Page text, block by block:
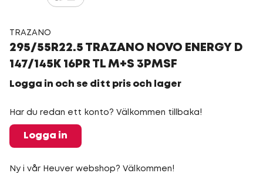
TRAZANO
295/55R22.5 TRAZANO NOVO ENERGY D
147/145K 16PR TL M+S 3PMSF
Logga in och se ditt pris och lager
Har du redan ett konto? Välkommen tillbaka!
Logga in
Ny i vår Heuver webshop? Välkommen!